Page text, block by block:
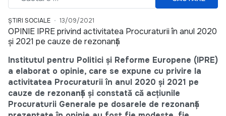
ȘTIRI SOCIALE 13/09/2021
OPINIE IPRE privind activitatea Procuraturii în anul 2020
și 2021 pe cauze de rezonanță
Institutul pentru Politici și Reforme Europene (IPRE)
a elaborat o opinie, care se expune cu privire la
activitatea Procuraturii în anul 2020 și 2021 pe
cauze de rezonanță și constată că acțiunile
Procuraturii Generale pe dosarele de rezonanță